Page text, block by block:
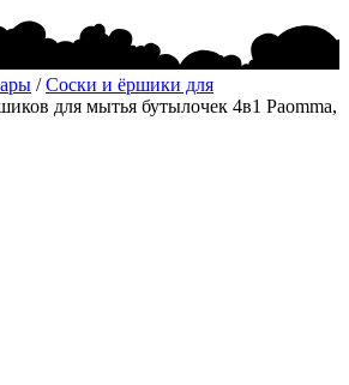
/Соски и ёршики для
для мытья бутылочек 4в1 Paomma,